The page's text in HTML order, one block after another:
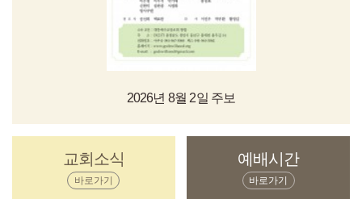
2026년 8월 2일 주보
교회소식
바로가기
예배시간
바로가기